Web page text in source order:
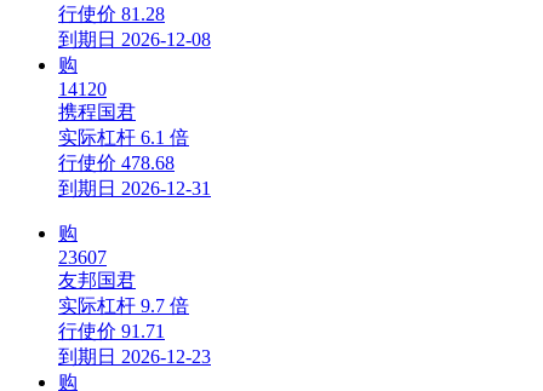
行使价 81.28
到期日 2026-12-08
购
14120
携程国君
实际杠杆 6.1 倍
行使价 478.68
到期日 2026-12-31
购
23607
友邦国君
实际杠杆 9.7 倍
行使价 91.71
到期日 2026-12-23
购